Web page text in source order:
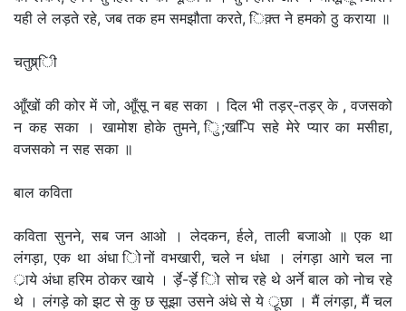
यही ले लड़ते रहे, जब तक हम समझौता करते, िक़्त ने हमको ठु कराया ॥
चतुष्र्िी
आूँखों की कोर में जो, आूँसू न बह सका । दिल भी तड़र्-तड़र् के , वजसको
न कह सका । खामोश होके तुमने, िु;ख-ििप सहे मेरे प्यार का मसीहा,
वजसको न सह सका ॥
बाल कविता
कविता सुनने, सब जन आओ । लेदकन, र्हले, ताली बजाओ ॥ एक था
लंगड़ा, एक था अंधा िोनों वभखारी, चले न धंधा । लंगड़ा आगे चल ना
र्ाये अंधा हरिम ठोकर खाये । र्ड़े-र्ड़े िो सोच रहे थे अर्ने बाल को नोच रहे
थे । लंगड़े को झट से कु छ सूझा उसने अंधे से ये र्ूछा । मैं लंगड़ा, मैं चल